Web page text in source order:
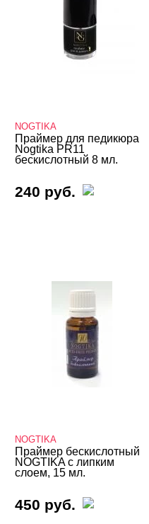
NOGTIKA
Праймер для педикюра
Nogtika PR11
бескислотный 8 мл.
240 руб.
NOGTIKA
Праймер бескислотный
NOGTIKA с липким
слоем, 15 мл.
450 руб.